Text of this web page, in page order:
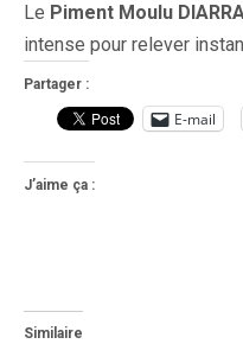
Le Piment Moulu
intense pour relever
Partager :
E-mail
J’aime ça :
Similaire